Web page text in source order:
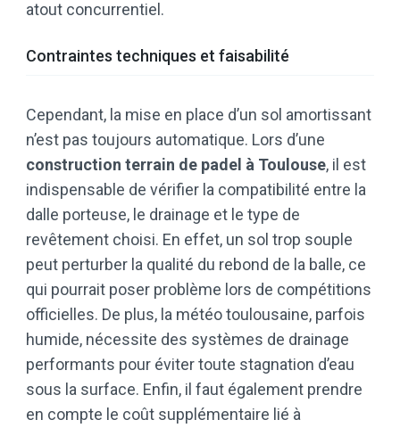
atout concurrentiel.
Contraintes techniques et faisabilité
Cependant, la mise en place d’un sol amortissant
n’est pas toujours automatique. Lors d’une
construction terrain de padel à Toulouse, il est
indispensable de vérifier la compatibilité entre la
dalle porteuse, le drainage et le type de
revêtement choisi. En effet, un sol trop souple
peut perturber la qualité du rebond de la balle, ce
qui pourrait poser problème lors de compétitions
officielles. De plus, la météo toulousaine, parfois
humide, nécessite des systèmes de drainage
performants pour éviter toute stagnation d’eau
sous la surface. Enfin, il faut également prendre
en compte le coût supplémentaire lié à